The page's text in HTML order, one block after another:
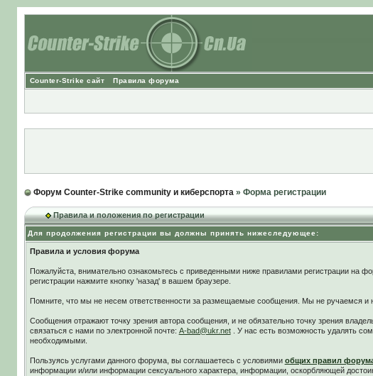
Counter-Strike сайт Правила форума
Форум Counter-Strike community и киберспорта» Форма регистрации
Правила и положения по регистрации
Для продолжения регистрации вы должны принять нижеследующее:
Правила и условия форума
Пожалуйста, внимательно ознакомьтесь с приведенными ниже правилами регистрации на
регистрации нажмите кнопку 'назад' в вашем браузере.
Помните, что мы не несем ответственности за размещаемые сообщения. Мы не ручаемся и
Сообщения отражают точку зрения автора сообщения, и не обязательно точку зрения
связаться с нами по электронной почте: A-bad@ukr.net. У нас есть возможность удалять
необходимыми.
Пользуясь услугами данного форума, вы соглашаетесь c условиями общих правил
информации и/или информации сексуального характера, информации, оскорбляющей